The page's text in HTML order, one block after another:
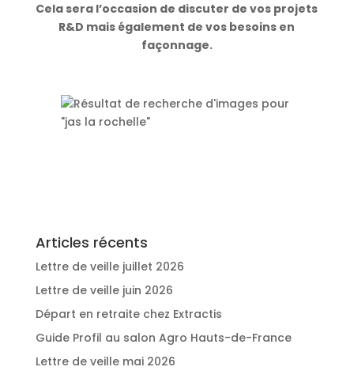
Cela sera l’occasion de discuter de vos projets
R&D mais également de vos besoins en
façonnage.
Articles récents
Lettre de veille juillet 2026
Lettre de veille juin 2026
Départ en retraite chez Extractis
Guide Profil au salon Agro Hauts-de-France
Lettre de veille mai 2026